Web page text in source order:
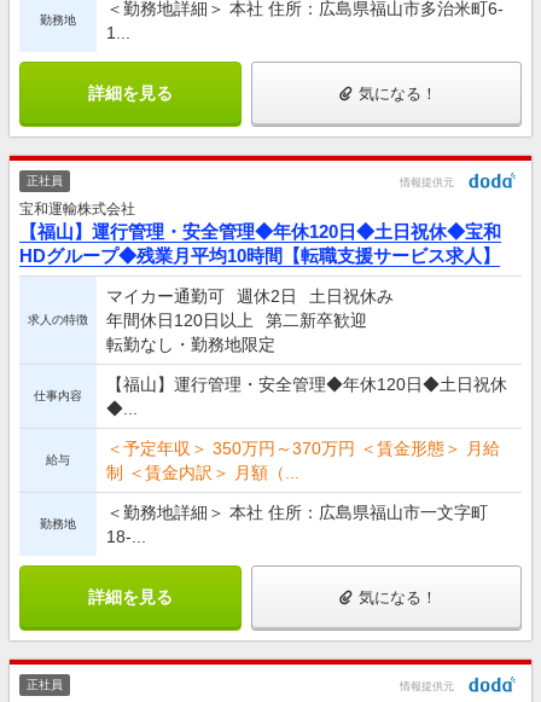
勤務地
＜勤務地詳細＞ 本社 住所：広島県福山市多治米町6-
1...
詳細を見る 気になる！
正社員 情報提供元
宝和運輸株式会社
【福山】運行管理・安全管理◆年休120日◆土日祝休◆宝和
HDグループ◆残業月平均10時間【転職支援サービス求人】
求人の特徴
マイカー通勤可 週休2日
土日祝休み
年間休日120日以上
第二新卒歓迎
転勤なし・勤務地限定
仕事内容
【福山】運行管理・安全管理◆年休120日◆土日祝休
◆...
給与
＜予定年収＞ 350万円～370万円 ＜賃金形態＞ 月給
制 ＜賃金内訳＞ 月額（...
勤務地
＜勤務地詳細＞ 本社 住所：広島県福山市一文字町
18-...
詳細を見る 気になる！
正社員 情報提供元